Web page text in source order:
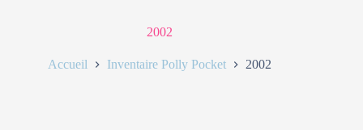
2002
Accueil Inventaire Polly Pocket 2002